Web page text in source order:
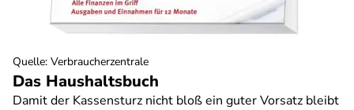
Das Haushaltsbuch
Damit der Kassensturz nicht bloß ein guter Vorsatz bleibt
Quelle: Verbraucherzentrale